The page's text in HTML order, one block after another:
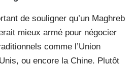
de souligner qu’un Maghreb
mieux armé pour négocier
comme l’Union
ou encore la Chine. Plutôt